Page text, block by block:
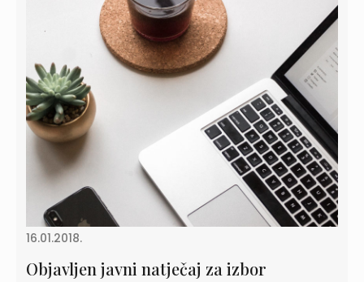
16.01.2018.
Objavljen javni natječaj za izbor